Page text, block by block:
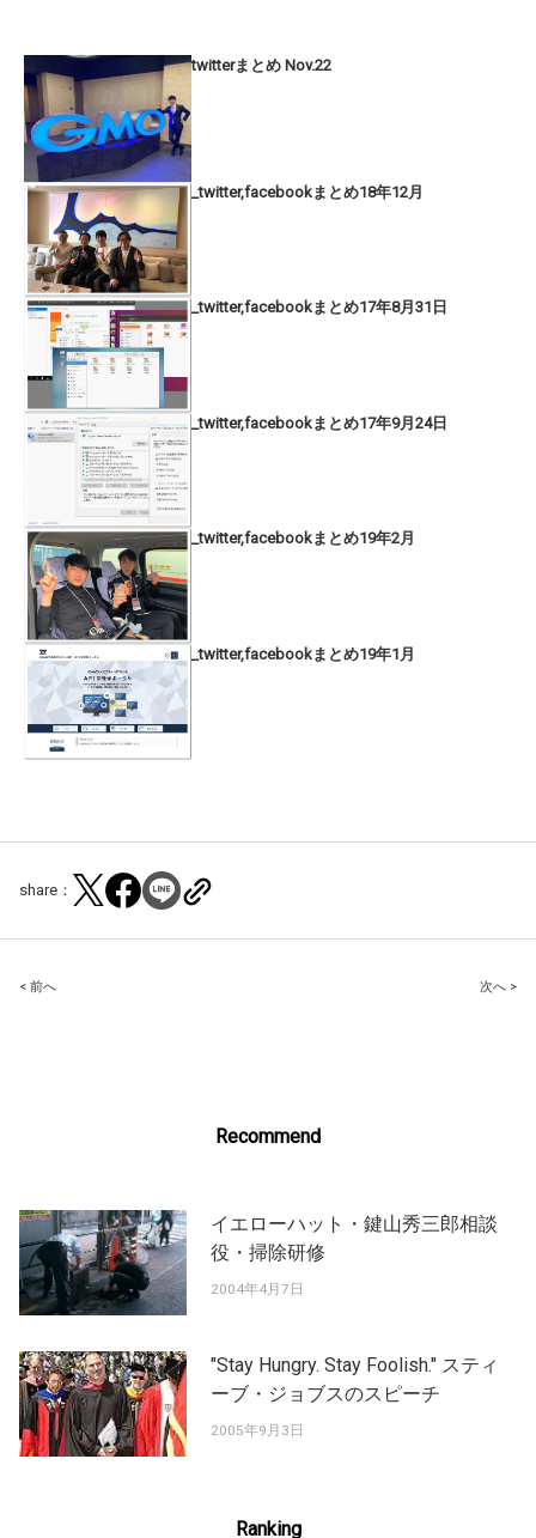
twitterまとめ Nov.22
_twitter,facebookまとめ18年12月
_twitter,facebookまとめ17年8月31日
_twitter,facebookまとめ17年9月24日
_twitter,facebookまとめ19年2月
_twitter,facebookまとめ19年1月
share：
Post
< 前へ 次へ >
Recommend
イエローハット・鍵山秀三郎相談
役・掃除研修
2004年4月7日
"Stay Hungry. Stay Foolish." スティ
ーブ・ジョブスのスピーチ
2005年9月3日
Ranking